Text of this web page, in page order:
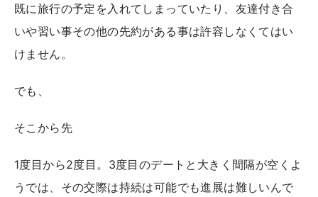
既に旅行の予定を入れてしまっていたり、友達付き合
いや習い事その他の先約がある事は許容しなくてはい
けません。
でも、
そこから先
1度目から2度目。3度目のデートと大きく間隔が空くよ
うでは、その交際は持続は可能でも進展は難しいんで